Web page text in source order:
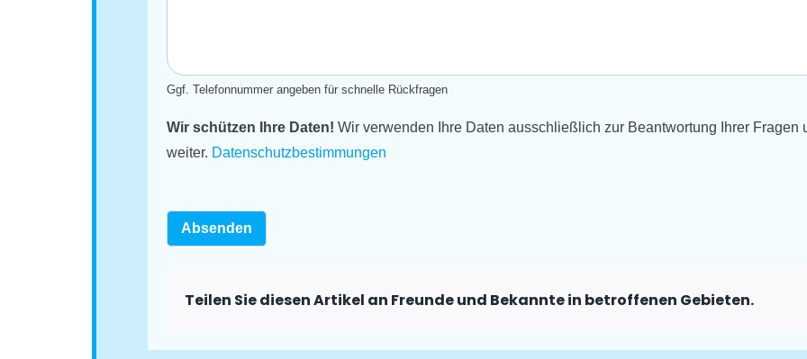
Ggf. Telefonnummer angeben für schnelle Rückfragen
Wir schützen Ihre Daten! Wir verwenden Ihre Daten ausschließlich zur Beantwortung Ihrer Fragen
weiter. Datenschutzbestimmungen
Absenden
Teilen Sie diesen Artikel an Freunde und Bekannte in betroffenen Gebieten.